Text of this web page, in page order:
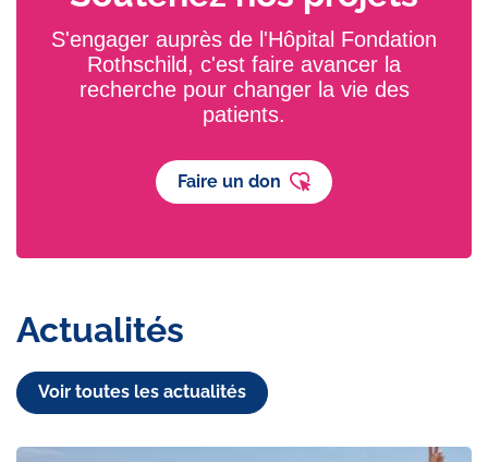
S'engager auprès de l'Hôpital Fondation
Rothschild, c'est faire avancer la
recherche pour changer la vie des
patients.
Faire un don
Actualités
Voir toutes les actualités